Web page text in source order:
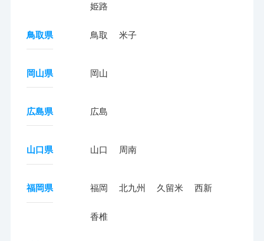
姫路
鳥取県 鳥取 米子
岡山県 岡山
広島県 広島
山口県 山口 周南
福岡県 福岡 北九州 久留米 西新
香椎